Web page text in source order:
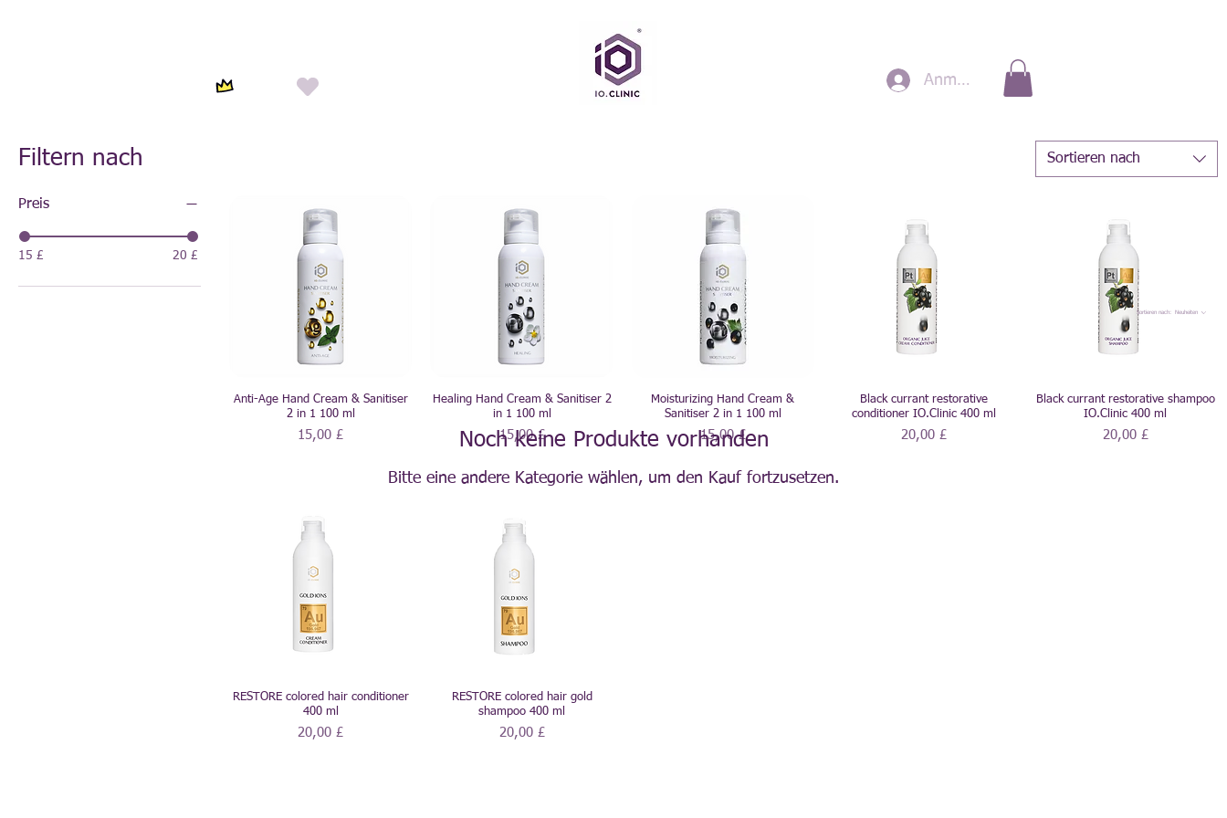
Anmelden
Filtern nach
Preis
15 £ 20 £
Sortieren nach
Anti-Age Hand Cream & Sanitiser
2 in 1 100 ml
Preis
15,00 £
Healing Hand Cream & Sanitiser 2
in 1 100 ml
Preis
15,00 £
Moisturizing Hand Cream &
Sanitiser 2 in 1 100 ml
Preis
15,00 £
Black currant restorative
conditioner IO.Clinic 400 ml
Preis
20,00 £
Black currant restorative shampoo
IO.Clinic 400 ml
Preis
20,00 £
RESTORE colored hair conditioner
400 ml
Preis
20,00 £
RESTORE colored hair gold
shampoo 400 ml
Preis
20,00 £
Sortieren nach: Neuheiten
Noch keine Produkte vorhanden
Bitte eine andere Kategorie wählen, um den Kauf fortzusetzen.